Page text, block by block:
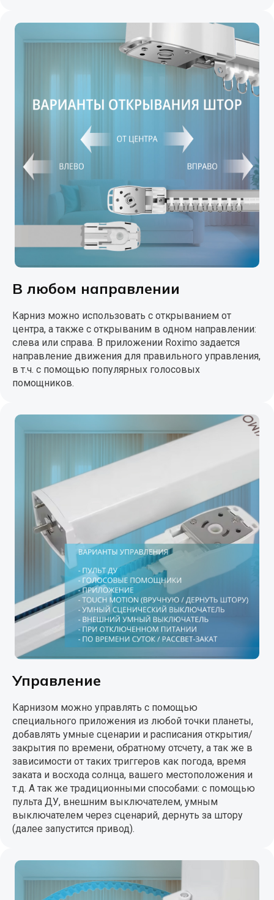
В любом направлении
Карниз можно использовать с открыванием от
центра, а также с открываним в одном направлении:
слева или справа. В приложении Roximo задается
направление движения для правильного управления,
в т.ч. с помощью популярных голосовых
помощников.
Управление
Карнизом можно управлять с помощью
специального приложения из любой точки планеты,
добавлять умные сценарии и расписания открытия/
закрытия по времени, обратному отсчету, а так же в
зависимости от таких триггеров как погода, время
заката и восхода солнца, вашего местоположения и
т.д. А так же традиционными способами: с помощью
пульта ДУ, внешним выключателем, умным
выключателем через сценарий, дернуть за штору
(далее запустится привод).